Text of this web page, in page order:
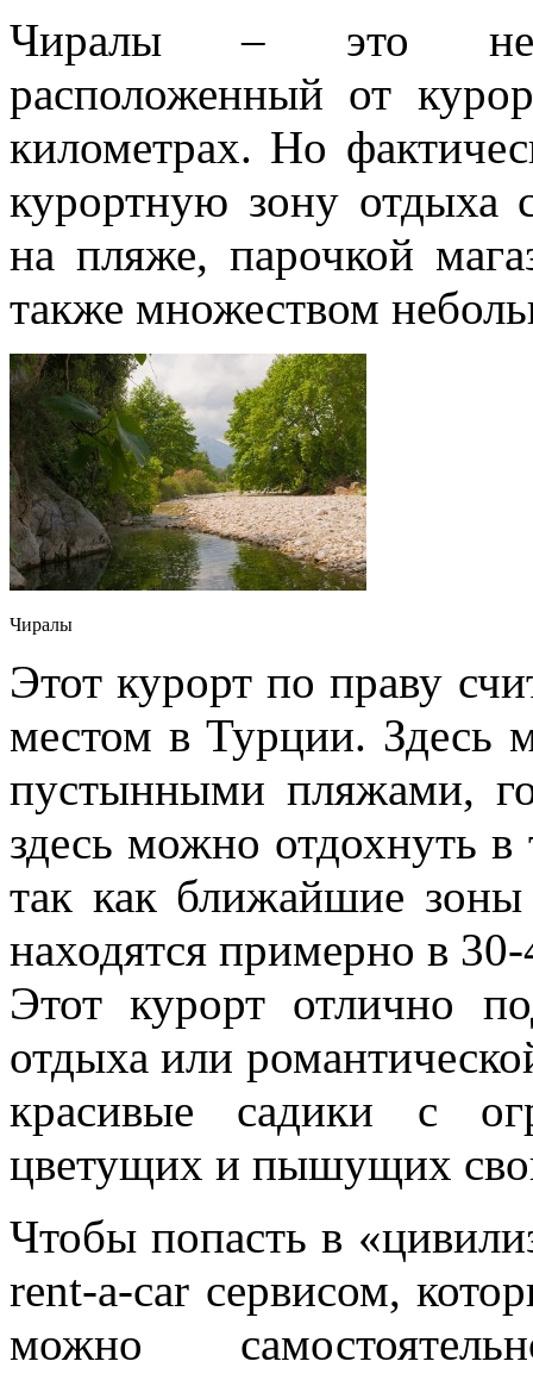
Чиралы – это
расположенный от
километрах. Но
курортную зону отдыха
на пляже, парочкой
также множеством
Чиралы
Этот курорт по праву
местом в Турции. Здесь
пустынными пляжами,
здесь можно отдохнуть
так как ближайшие
находятся примерно в
Этот курорт отлично
отдыха или
красивые садики с
цветущих и пышущих
Чтобы попасть в
rent-a-car сервисом,
можно